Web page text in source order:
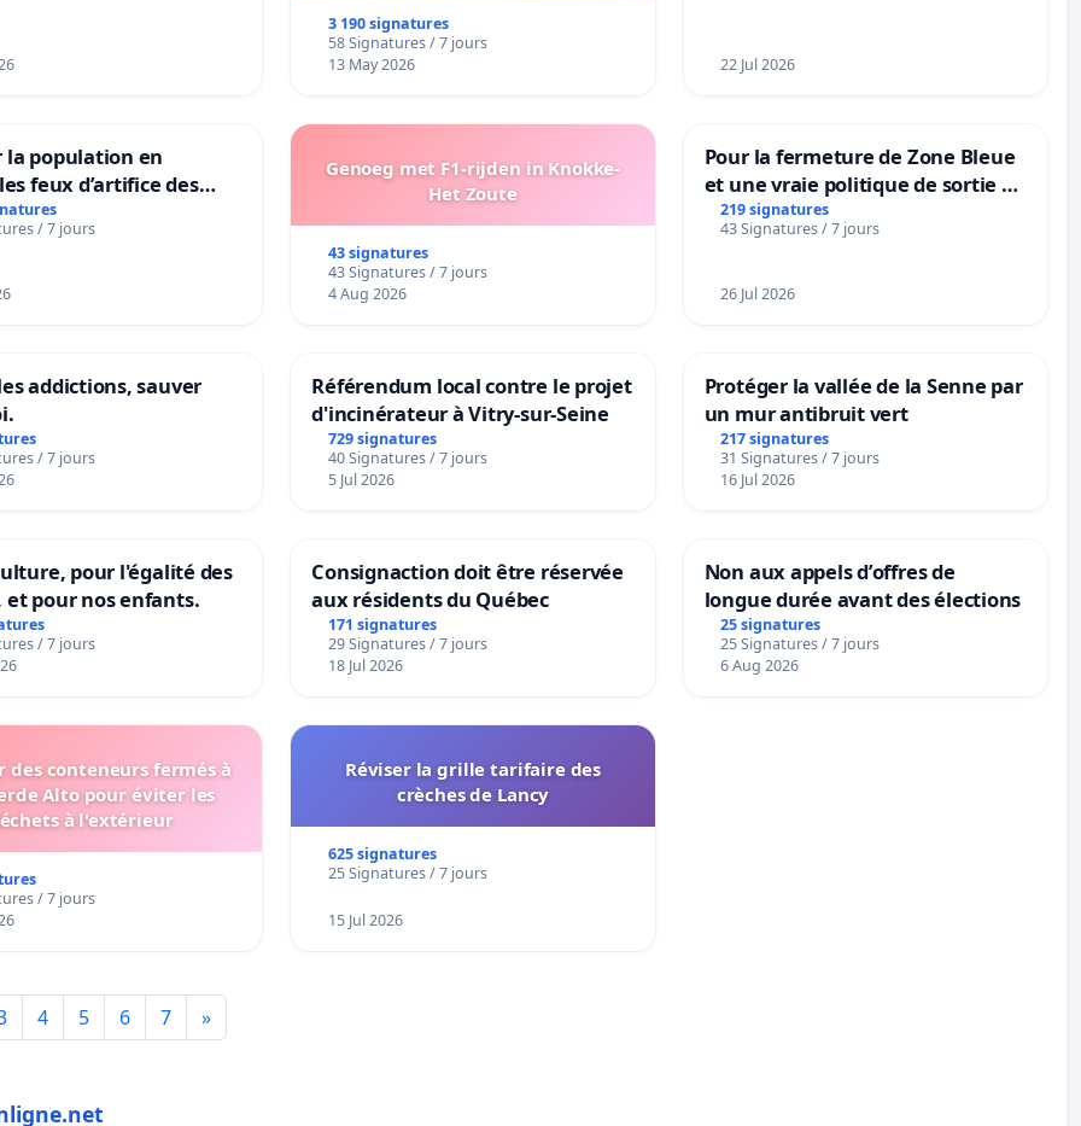
3 190 signatures
58 Signatures / 7 jours
13 May 2026
22 Jul 2026
la population en
feux d’artifice des
/ 7 jours
Genoeg met F1-rijden in Knokke-
Het Zoute
43 signatures
43 Signatures / 7 jours
4 Aug 2026
Pour la fermeture de Zone Bleue
et une vraie politique de sortie de
la dépendance
219 signatures
43 Signatures / 7 jours
26 Jul 2026
addictions, sauver
/ 7 jours
Référendum local contre le projet
d'incinérateur à Vitry-sur-Seine
729 signatures
40 Signatures / 7 jours
5 Jul 2026
Protéger la vallée de la Senne par
un mur antibruit vert
217 signatures
31 Signatures / 7 jours
16 Jul 2026
pour l'égalité des
et pour nos enfants.
/ 7 jours
Consignaction doit être réservée
aux résidents du Québec
171 signatures
29 Signatures / 7 jours
18 Jul 2026
Non aux appels d’offres de
longue durée avant des élections
25 signatures
25 Signatures / 7 jours
6 Aug 2026
des conteneurs fermés à
Alto pour éviter les
à l'extérieur
/ 7 jours
Réviser la grille tarifaire des
crèches de Lancy
625 signatures
25 Signatures / 7 jours
15 Jul 2026
4 5 6 7 »